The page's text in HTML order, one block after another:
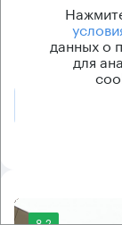
центральное
данных о
для